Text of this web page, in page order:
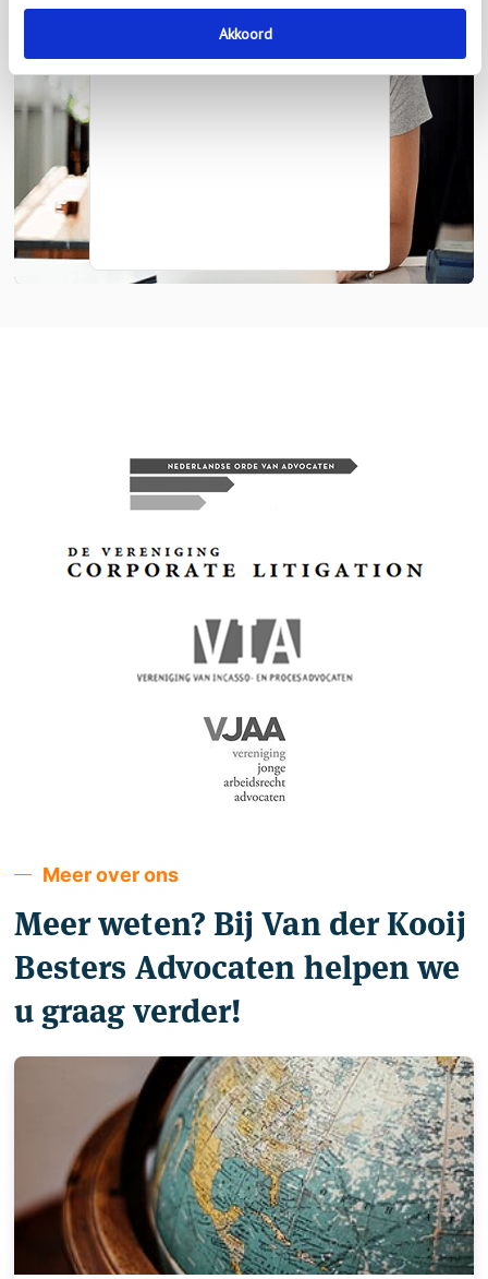
Akkoord
Meer over ons
Meer weten? Bij Van der Kooij
Besters Advocaten helpen we
u graag verder!